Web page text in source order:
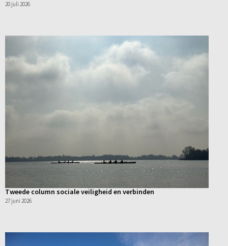
20 juli 2026
Tweede column sociale veiligheid en verbinden
27 juni 2026